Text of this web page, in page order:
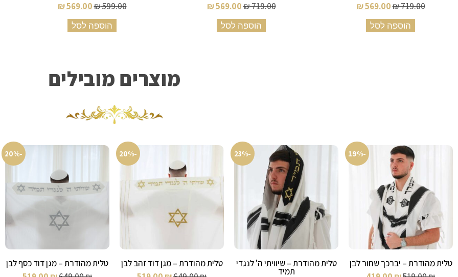
₪719.00
₪569.00
הוספה לסל
₪719.00
₪569.00
הוספה לסל
₪599.00
₪569.00
הוספה לסל
מוצרים מובילים
-19%
טלית מהודרת – יברכך שחור לבן
-23%
טלית מהודרת – שיוויתי ה' לנגדי
תמיד
-20%
טלית מהודרת – מגן דוד זהב לבן
-20%
טלית מהודרת – מגן דוד כסף לבן